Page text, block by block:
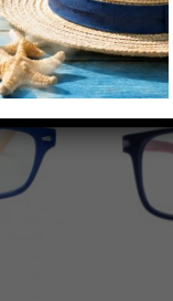
Πρόσθήκη
στην λίστα
επιθυμιών